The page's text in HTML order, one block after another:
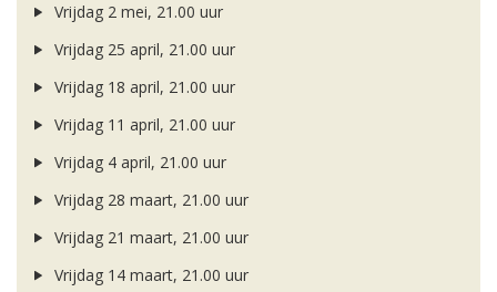
Vrijdag 2 mei, 21.00 uur
Vrijdag 25 april, 21.00 uur
Vrijdag 18 april, 21.00 uur
Vrijdag 11 april, 21.00 uur
Vrijdag 4 april, 21.00 uur
Vrijdag 28 maart, 21.00 uur
Vrijdag 21 maart, 21.00 uur
Vrijdag 14 maart, 21.00 uur